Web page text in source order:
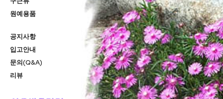
원예용품
공지사항
입고안내
문의(Q&A)
리뷰